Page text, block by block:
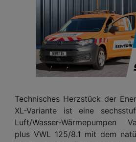
Technisches Herzstück der
XL-Variante ist eine
Luft/Wasser-Wärmepumpen
plus VWL 125/8.1 mit dem